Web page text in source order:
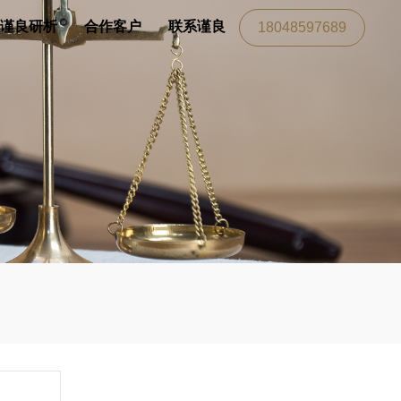
谨良研析 合作客户 联系谨良 18048597689